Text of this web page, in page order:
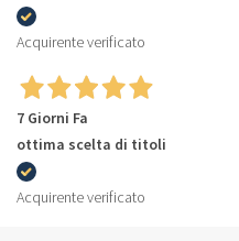
Acquirente verificato
7 Giorni Fa
ottima scelta di titoli
Acquirente verificato